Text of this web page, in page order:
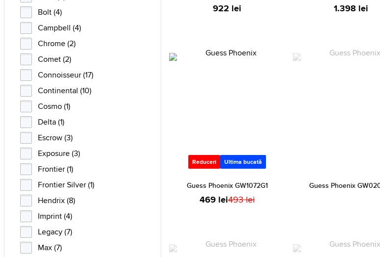
922 lei 1.398 lei
Reduceri Ultima bucată
Guess Phoenix GW1072G1
469 lei493 lei
Guess Phoenix
Bolt (4)
Campbell (4)
Chrome (2)
Comet (2)
Connoisseur (17)
Continental (10)
Cosmo (1)
Delta (1)
Escrow (3)
Exposure (3)
Frontier (1)
Frontier Silver (1)
Hendrix (8)
Imprint (4)
Legacy (7)
Max (7)